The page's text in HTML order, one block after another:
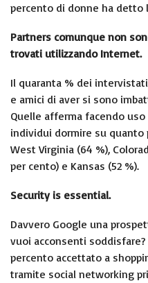
percento di donne ha detto
Partners comunque non
trovati utilizzando Internet.
Il quaranta % dei
e amici di aver si sono
Quelle afferma facendo
individui dormire su
West Virginia (64 %),
per cento) e Kansas (52 %).
Security is essential.
Davvero Google una
vuoi acconsenti
percento accettato a
tramite social networking